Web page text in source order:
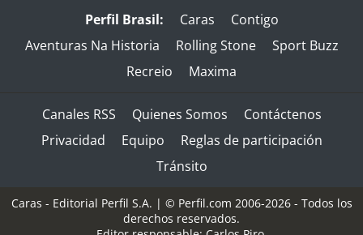
Perfil Brasil: Caras
Contigo
Aventuras Na Historia
Rolling Stone
Sport Buzz
Recreio
Maxima
Canales RSS Quienes Somos
Contáctenos
Privacidad
Equipo
Reglas de participación
Tránsito
Caras - Editorial Perfil S.A. | © Perfil.com 2006-2026 - Todos los
derechos reservados.